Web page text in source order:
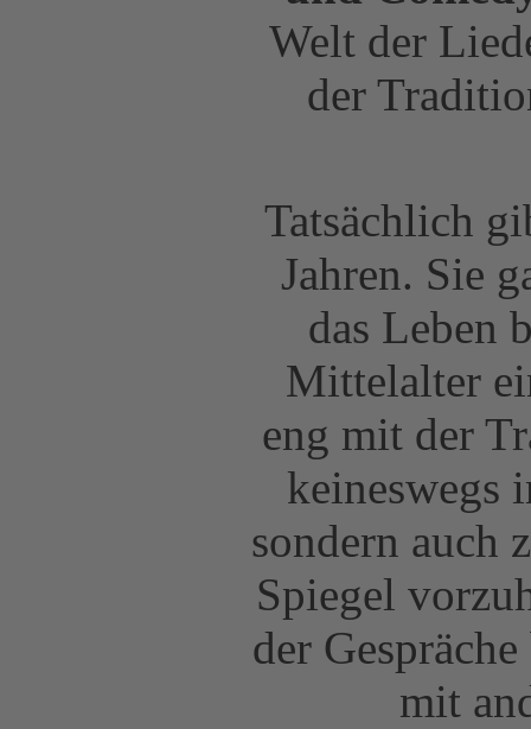
Welt der
der
Tatsächlich
Jahren. Sie
das Leben
Mittelalter
eng mit der
keineswegs
sondern auch
Spiegel
der
mit